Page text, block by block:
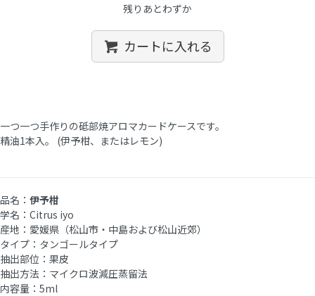
残りあとわずか
カートに入れる
一つ一つ手作りの砥部焼アロマカードケースです。
精油1本入。 (伊予柑、またはレモン)
品名： 伊予柑
学名：Citrus iyo
産地：愛媛県（松山市・中島および松山近郊）
タイプ：タンゴールタイプ
抽出部位：果皮
抽出方法：マイクロ波減圧蒸留法
内容量：5ml